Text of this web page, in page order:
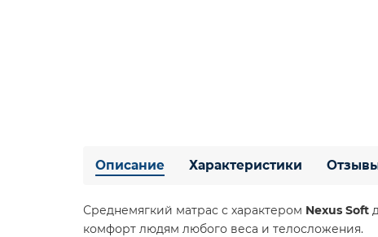
Описание Характеристики
Среднемягкий матрас с характером Nexus Soft
комфорт людям любого веса и телосложения.